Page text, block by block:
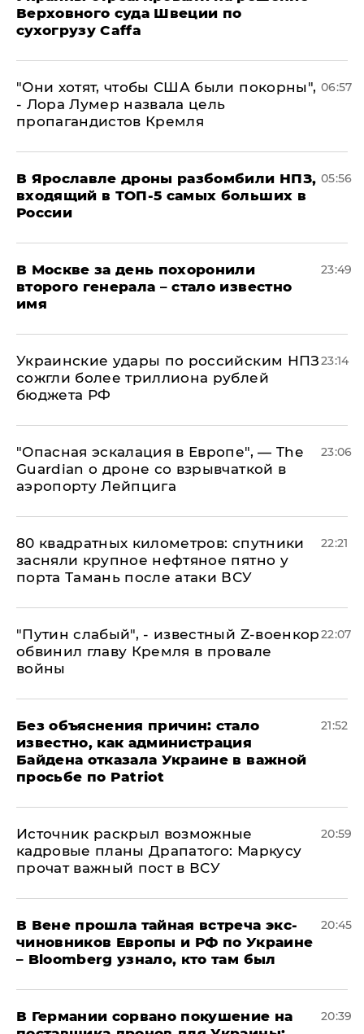
Верховного суда Швеции по
сухогрузу Caffa
"Они хотят, чтобы США были покорны",
- Лора Лумер назвала цель
пропагандистов Кремля
06:57
В Ярославле дроны разбомбили НПЗ,
входящий в ТОП-5 самых больших в
России
05:56
В Москве за день похоронили
второго генерала – стало известно
имя
23:49
Украинские удары по российским НПЗ
сожгли более триллиона рублей
бюджета РФ
23:14
"Опасная эскалация в Европе", — The
Guardian о дроне со взрывчаткой в
аэропорту Лейпцига
23:06
80 квадратных километров: спутники
засняли крупное нефтяное пятно у
порта Тамань после атаки ВСУ
22:21
​"Путин слабый", - известный Z-военкор
обвинил главу Кремля в провале
войны
22:07
Без объяснения причин: стало
известно, как администрация
Байдена отказала Украине в важной
просьбе по Patriot
21:52
​Источник раскрыл возможные
кадровые планы Драпатого: Маркусу
прочат важный пост в ВСУ
20:59
В Вене прошла тайная встреча экс-
чиновников Европы и РФ по Украине
– Bloomberg узнало, кто там был
20:45
​В Германии сорвано покушение на
20:39